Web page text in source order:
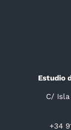
Estudio
C/ Isla
+34